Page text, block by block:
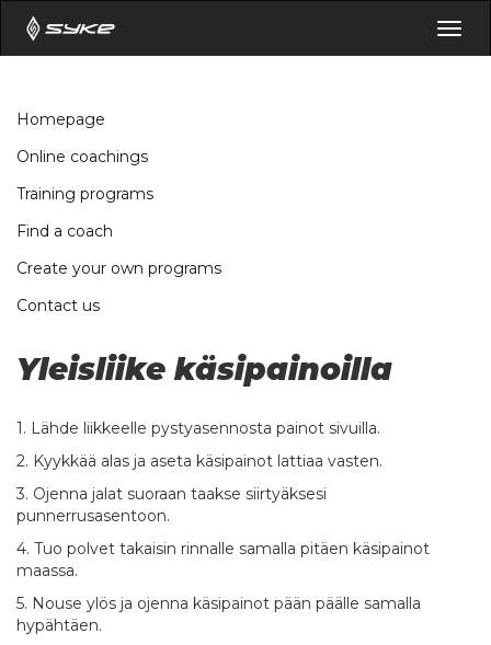
Homepage
Online coachings
Training programs
Find a coach
Create your own programs
Contact us
Yleisliike käsipainoilla
1. Lähde liikkeelle pystyasennosta painot sivuilla.
2. Kyykkää alas ja aseta käsipainot lattiaa vasten.
3. Ojenna jalat suoraan taakse siirtyäksesi
punnerrusasentoon.
4. Tuo polvet takaisin rinnalle samalla pitäen käsipainot
maassa.
5. Nouse ylös ja ojenna käsipainot pään päälle samalla
hypähtäen.